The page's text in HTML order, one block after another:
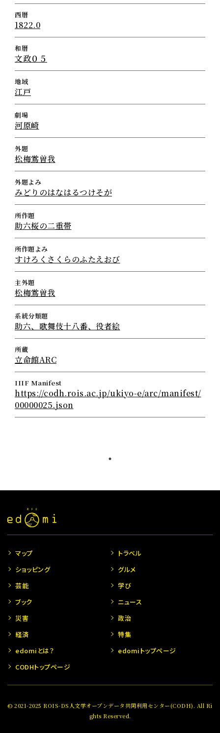
西暦
1822.0
和暦
文政０５
地域
江戸
劇場
河原崎
外題
松梅鴬曽我
外題よみ
みどりのはなはるつけそが
所作題
助六桜の二重帯
所作題よみ
すけろくさくらのふたえおび
主外題
松梅鴬曽我
系統分類題
助六、歌舞伎十八番、役者絵
所蔵
立命館ARC
IIIF Manifest
https://codh.rois.ac.jp/ukiyo-e/arc/manifest/
00000025.json
マップ
トラベル
ショッピング
グルメ
芸能
学び
ブック
ニュース
災害
政治
経済
特集
edomiとは？
edomiトップページ
CODHトップページ
© 2021-2025 ROIS-DS人文学オープンデータ共同利用センター(CODH). All Ri
ghts Reserved.